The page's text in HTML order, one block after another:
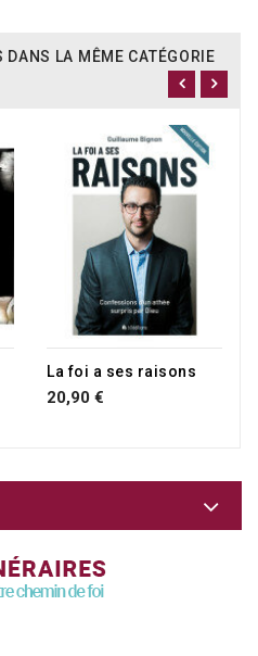
DANS LA MÊME CATÉGORIE
La foi a ses raisons
20,90 €